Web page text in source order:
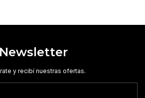
Newsletter
y recibí nuestras ofertas.